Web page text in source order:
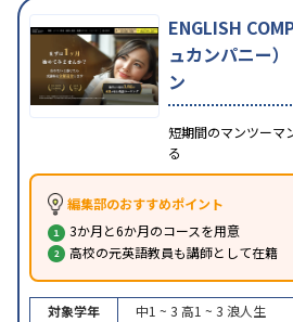
ENGLISH
ュカンパニー
ン
短期間のマンツーマ
る
編集部のおすすめポイント
3か月と6か月のコースを用意
高校の元英語教員も講師として在籍
対象学年 中1 ~ 3 高1 ~ 3 浪人生